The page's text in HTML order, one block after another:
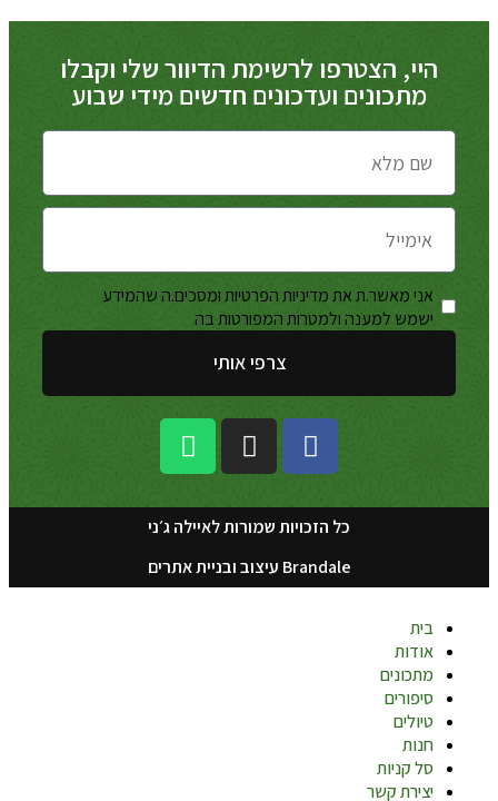
היי, הצטרפו לרשימת הדיוור שלי וקבלו
מתכונים ועדכונים חדשים מידי שבוע
אני מאשר.ת את מדיניות הפרטיות ומסכים.ה שהמידע
ישמש למענה ולמטרות המפורטות בה
צרפי אותי
כל הזכויות שמורות לאיילה ג׳ני
Brandale עיצוב ובניית אתרים
בית
אודות
מתכונים
סיפורים
טיולים
חנות
סל קניות
יצירת קשר